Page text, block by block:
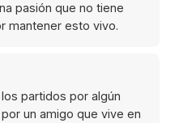
pasión que no tiene
mantener esto vivo.
partidos por algún
un amigo que vive en